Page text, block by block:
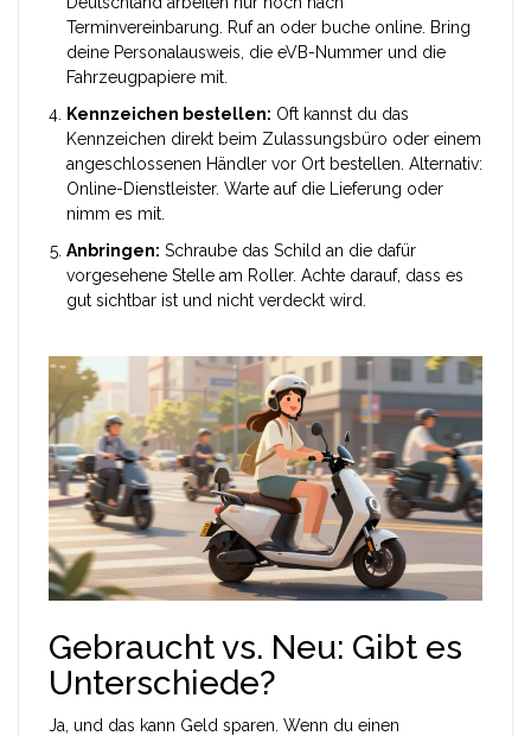
Terminvereinbarung. Ruf an oder buche online. Bring
deine Personalausweis, die eVB-Nummer und die
Fahrzeugpapiere mit.
Kennzeichen bestellen: Oft kannst du das
Kennzeichen direkt beim Zulassungsbüro oder einem
angeschlossenen Händler vor Ort bestellen. Alternativ:
Online-Dienstleister. Warte auf die Lieferung oder
nimm es mit.
Anbringen: Schraube das Schild an die dafür
vorgesehene Stelle am Roller. Achte darauf, dass es
gut sichtbar ist und nicht verdeckt wird.
Gebraucht vs. Neu: Gibt es
Unterschiede?
Ja, und das kann Geld sparen. Wenn du einen